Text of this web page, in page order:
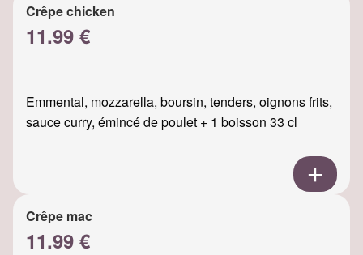
Crêpe chicken
11.99 €
Emmental, mozzarella, boursin, tenders, oignons frits,
sauce curry, émincé de poulet + 1 boisson 33 cl
Crêpe mac
11.99 €